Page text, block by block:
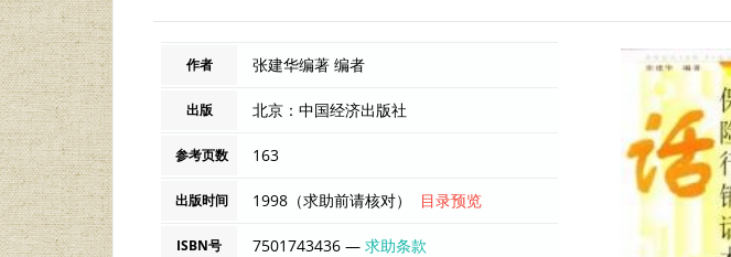
作者 张建华编著 编者
出版 北京：中国经济出版社
参考页数 163
出版时间 1998（求助前请核对） 目录预览
ISBN号 7501743436 —求助条款